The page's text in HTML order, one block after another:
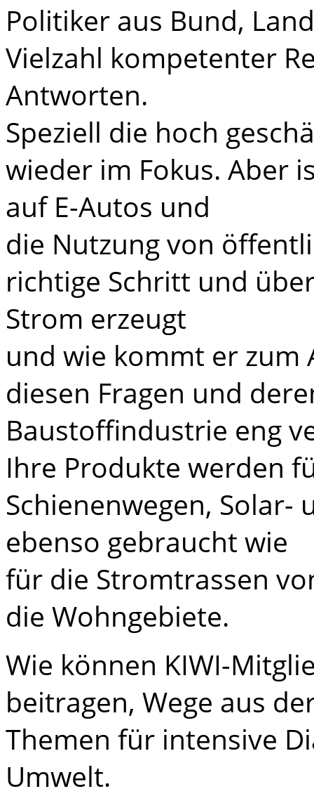
Politiker aus Bund,
Vielzahl kompetenter
Antworten.
Speziell die hoch
wieder im Fokus. Aber
auf E-Autos und
die Nutzung von
richtige Schritt und
Strom erzeugt
und wie kommt er zum
diesen Fragen und
Baustoffindustrie eng
Ihre Produkte werden
Schienenwegen,
ebenso gebraucht wie
für die Stromtrassen
die Wohngebiete.
Wie können KIWI-
beitragen, Wege aus
Themen für intensive
Umwelt.